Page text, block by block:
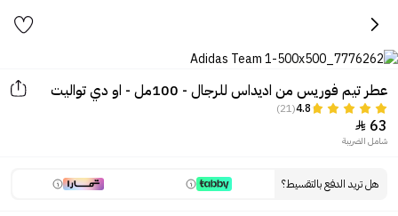
عطر تيم فوريس من اديداس للرجال - 100مل - او دي تواليت
4.8
(21)
63

شامل الضريبة
هل تريد الدفع بالتقسيط؟